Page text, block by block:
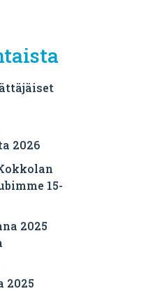
2026
15-
2025
2025